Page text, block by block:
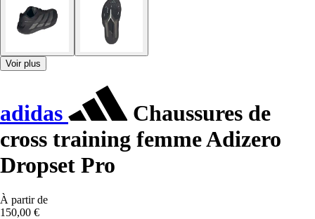
Voir plus
adidas
Chaussures de
cross training femme Adizero
Dropset Pro
À partir de
150,00 €